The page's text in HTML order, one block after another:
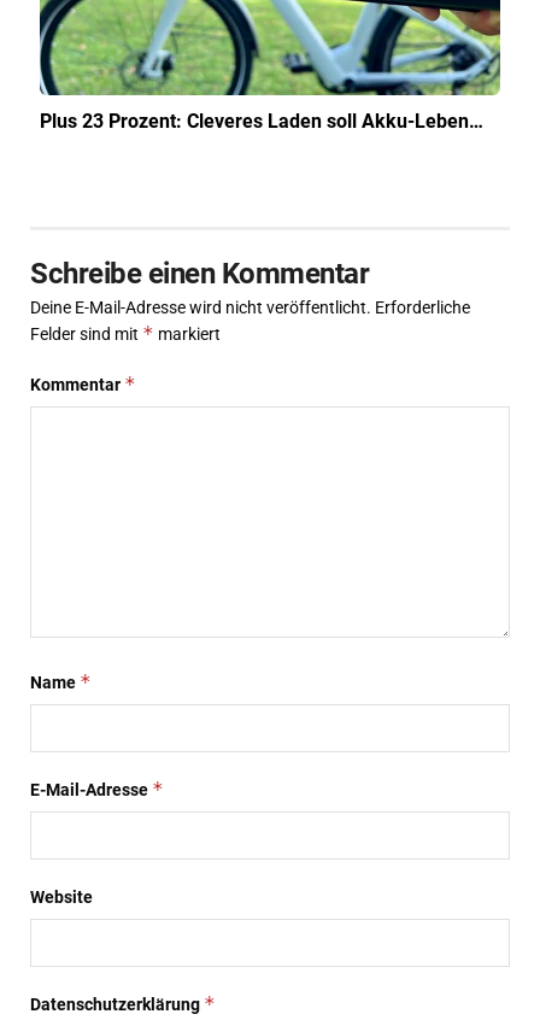
Plus 23 Prozent: Cleveres Laden soll Akku-Leben…
Schreibe einen Kommentar
Deine E-Mail-Adresse wird nicht veröffentlicht. Erforderliche
Felder sind mit * markiert
Kommentar *
Name *
E-Mail-Adresse *
Website
Datenschutzerklärung *